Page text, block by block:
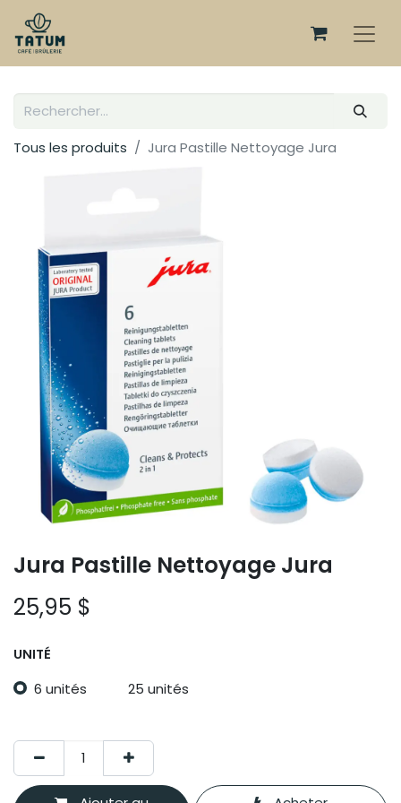
Tous les produits Jura Pastille Nettoyage Jura
Jura Pastille Nettoyage Jura
25,95 $
UNITÉ
6 unités 25 unités